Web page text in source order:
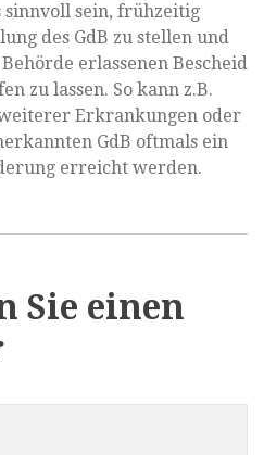
sinnvoll sein, frühzeitig
des GdB zu stellen und
erlassenen Bescheid
zu lassen. So kann z.B.
Erkrankungen oder
GdB oftmals ein
erreicht werden.
Sie einen